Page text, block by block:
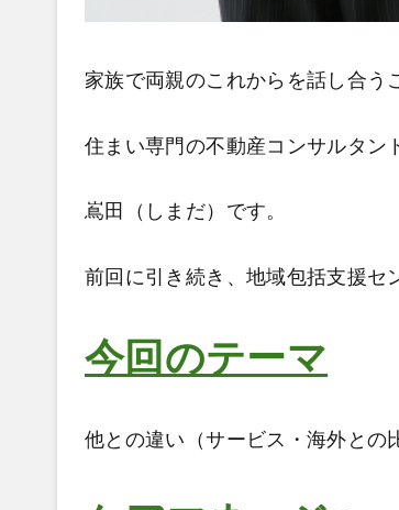
家族で両親のこれからを話し合う
住まい専門の不動産コンサルタン
嶌田（しまだ）です。
前回に引き続き、地域包括支援セ
今回のテーマ
他との違い（サービス・海外との